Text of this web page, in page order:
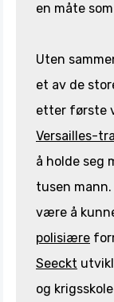
en måte
Uten
et av de
etter første
Versailles-
å holde seg
tusen
være å
polisiære
Seeckt
og